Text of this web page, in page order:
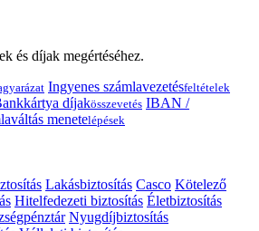
és díjak megértéséhez.
Ingyenes számlavezetésfeltételek
díjakösszevetés IBAN /
menetelépések
Lakásbiztosítás Casco Kötelező
Hitelfedezeti biztosítás Életbiztosítás
Nyugdíjbiztosítás